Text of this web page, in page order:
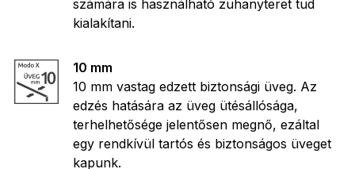
számára is használható zuhanyteret tud
kialakítani.
10 mm
10 mm vastag edzett biztonsági üveg. Az
edzés hatására az üveg ütésállósága,
terhelhetősége jelentősen megnő, ezáltal
egy rendkívül tartós és biztonságos üveget
kapunk.